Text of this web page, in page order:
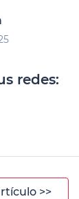
redes:
>>